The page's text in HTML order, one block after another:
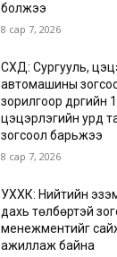
болжээ
8 сар 7, 2026
СХД: Сургууль,
автомашины
зорилгоор
цэцэрлэгийн урд
зогсоол барьжээ
8 сар 7, 2026
УХХК: Нийтийн
дахь төлбөртэй
менежментийг
ажиллаж байна